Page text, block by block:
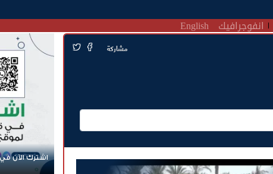
انفوجرافيك English
مشاركة
اشترك الآن في قناة الواتساب لـ نيوزيمن